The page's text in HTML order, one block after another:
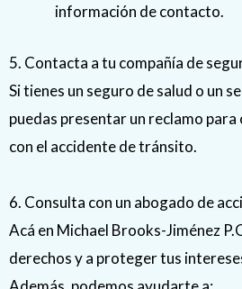
información de contacto.
5. Contacta a tu compañía de
Si tienes un seguro de salud o un
puedas presentar un reclamo
con el accidente de tránsito.
6. Consulta con un abogado de
Acá en Michael Brooks-Jiménez
derechos y a proteger tus